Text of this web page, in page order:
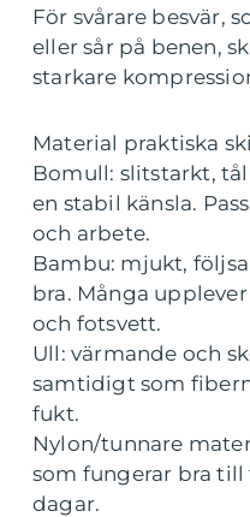
För svårare besvär,
eller sår på benen,
starkare
Material praktiska
Bomull: slitstarkt,
en stabil känsla.
och arbete.
Bambu: mjukt,
bra. Många
och fotsvett.
Ull: värmande och
samtidigt som
fukt.
Nylon/tunnare
som fungerar bra
dagar.